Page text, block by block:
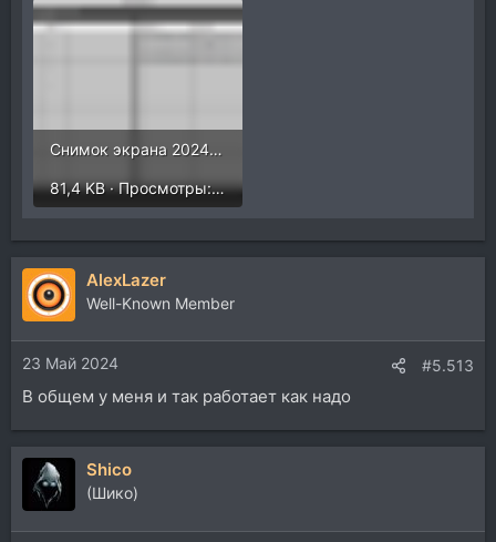
Снимок экрана 2024-05-23 в 0.01.43.png
81,4 KB · Просмотры: 256
AlexLazer
Well-Known Member
23 Май 2024 #5.513
В общем у меня и так работает как надо
Shico
(Шико)